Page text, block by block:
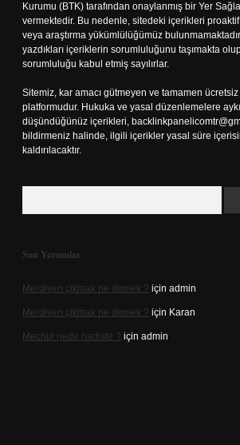
Kurumu (BTK) tarafından onaylanmış bir Yer
vermektedir. Bu nedenle, sitedeki içerikleri
veya araştırma yükümlülüğümüz
yazdıkları içeriklerin sorumluluğunu taşımakta
sorumluluğu kabul etmiş sayılırlar.
Sitemiz, kar amacı gütmeyen ve tamamen
platformudur. Hukuka ve yasal düzenlemelere
düşündüğünüz içerikleri,
bildirmeniz halinde, ilgili içerikler yasal süre
kaldırılacaktır.
Son Yorumlar
Merdiven çıkmak ne demek ? için admin
Merdiven çıkmak ne demek ? için Karan
Mechul nedir hadiste ? için admin